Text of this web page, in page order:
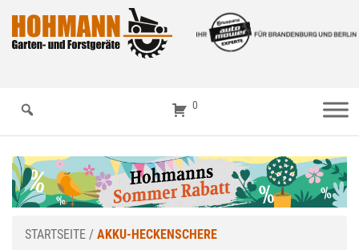
0
STARTSEITE / AKKU-HECKENSCHERE